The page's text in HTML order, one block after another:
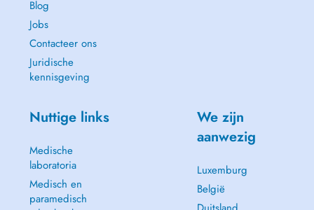
Blog
Jobs
Contacteer ons
Juridische
kennisgeving
Nuttige links
Medische
laboratoria
Medisch en
paramedisch
We zijn
aanwezig
Luxemburg
België